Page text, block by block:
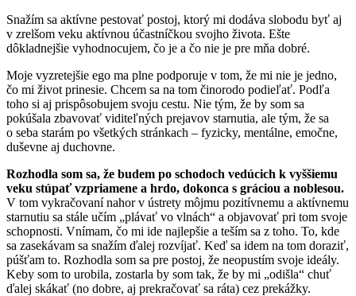
Snažím sa aktívne pestovať postoj, ktorý mi dodáva slobodu byť aj
v zrelšom veku aktívnou účastníčkou svojho života. Ešte
dôkladnejšie vyhodnocujem, čo je a čo nie je pre mňa dobré.
Moje vyzretejšie ego ma plne podporuje v tom, že mi nie je jedno,
čo mi život prinesie. Chcem sa na tom činorodo podieľať. Podľa
toho si aj prispôsobujem svoju cestu. Nie tým, že by som sa
pokúšala zbavovať viditeľných prejavov starnutia, ale tým, že sa
o seba starám po všetkých stránkach – fyzicky, mentálne, emočne,
duševne aj duchovne.
Rozhodla som sa, že budem po schodoch vedúcich k vyššiemu
veku stúpať vzpriamene a hrdo, dokonca s gráciou a noblesou.
V tom vykračovaní nahor v ústrety môjmu pozitívnemu a aktívnemu
starnutiu sa stále učím „plávať vo vlnách“ a objavovať pri tom svoje
schopnosti. Vnímam, čo mi ide najlepšie a teším sa z toho. To, kde
sa zasekávam sa snažím ďalej rozvíjať. Keď sa idem na tom doraziť,
púšťam to. Rozhodla som sa pre postoj, že neopustím svoje ideály.
Keby som to urobila, zostarla by som tak, že by mi „odišla“ chuť
ďalej skákať (no dobre, aj prekračovať sa ráta) cez prekážky.